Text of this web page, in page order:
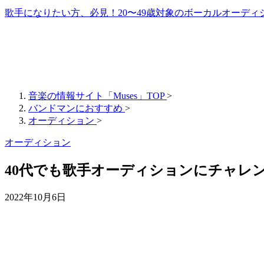
歌手になりたい方、必見！20〜49歳対象のボーカルオーディ
音楽の情報サイト「Muses」TOP >
バンドマンにおすすめ >
オーディション >
オーディション
40代でも歌手オーディションにチャレ
2022年10月6日